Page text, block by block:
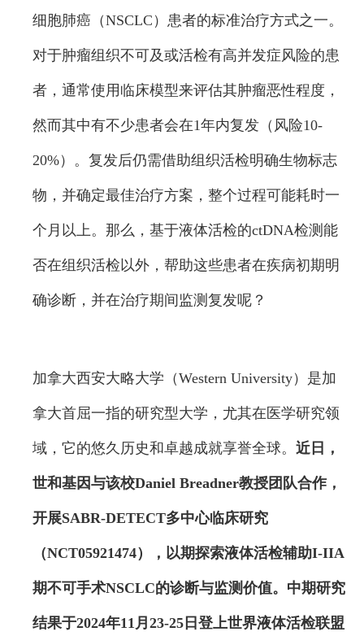
细胞肺癌（NSCLC）患者的标准治疗方式之一。
对于肿瘤组织不可及或活检有高并发症风险的患
者，通常使用临床模型来评估其肿瘤恶性程度，
然而其中有不少患者会在1年内复发（风险10-
20%）。复发后仍需借助组织活检明确生物标志
物，并确定最佳治疗方案，整个过程可能耗时一
个月以上。那么，基于液体活检的ctDNA检测能
否在组织活检以外，帮助这些患者在疾病初期明
确诊断，并在治疗期间监测复发呢？
加拿大西安大略大学（Western University）是加
拿大首屈一指的研究型大学，尤其在医学研究领
域，它的悠久历史和卓越成就享誉全球。 近日，
世和基因与该校Daniel Breadner教授团队合作，
开展SABR-DETECT多中心临床研究
（NCT05921474），以期探索液体活检辅助I-IIA
期不可手术NSCLC的诊断与监测价值。中期研究
结果于2024年11月23-25日登上世界液体活检联盟